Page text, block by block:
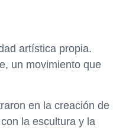
artística propia.
un movimiento que
en la creación de
la escultura y la